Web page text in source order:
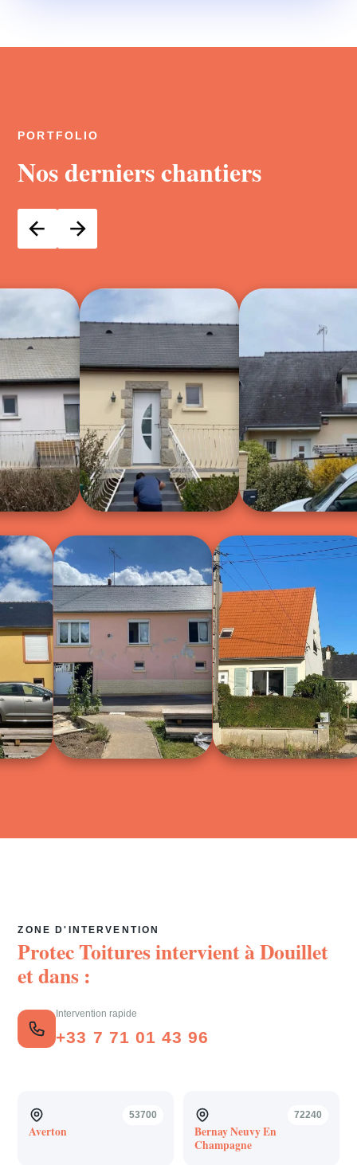
PORTFOLIO
Nos derniers chantiers
ZONE D'INTERVENTION
Protec Toitures intervient àDouillet
et dans :
Intervention rapide
+33 7 71 01 43 96
53700
Averton
72240
Bernay Neuvy En
Champagne